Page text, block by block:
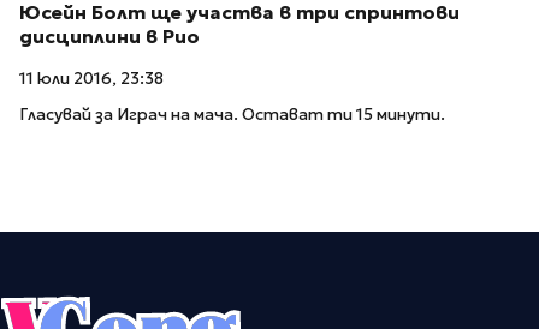
Юсейн Болт ще участва в три спринтови
дисциплини в Рио
11 юли 2016, 23:38
Гласувай за Играч на мача. Остават ти 15 минути.